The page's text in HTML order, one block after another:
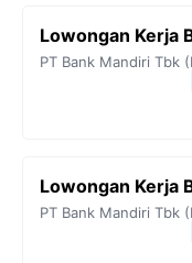
Lowongan Kerja
PT Bank Mandiri Tbk
Lowongan Kerja
PT Bank Mandiri Tbk